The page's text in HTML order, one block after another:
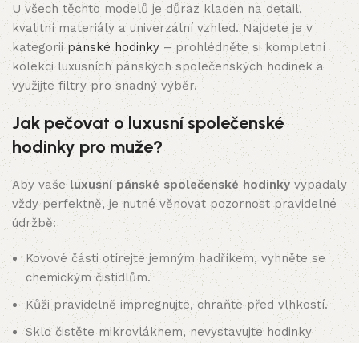
U všech těchto modelů je důraz kladen na detail,
kvalitní materiály a univerzální vzhled. Najdete je v
kategorii pánské hodinky – prohlédněte si kompletní
kolekci luxusních pánských společenských hodinek a
využijte filtry pro snadný výběr.
Jak pečovat o luxusní společenské
hodinky pro muže?
Aby vaše luxusní pánské společenské hodinky vypadaly
vždy perfektně, je nutné věnovat pozornost pravidelné
údržbě:
Kovové části otírejte jemným hadříkem, vyhněte se
chemickým čistidlům.
Kůži pravidelně impregnujte, chraňte před vlhkostí.
Sklo čistěte mikrovláknem, nevystavujte hodinky